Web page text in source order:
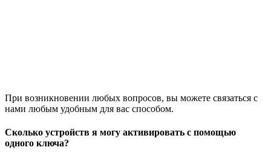
При возникновении любых вопросов, вы можете связаться с
нами любым удобным для вас способом.
Сколько устройств я могу активировать с помощью
одного ключа?